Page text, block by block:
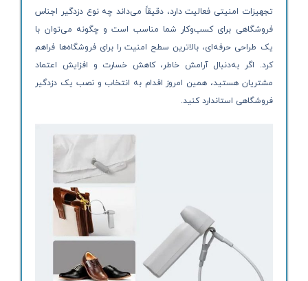
تجهیزات امنیتی فعالیت دارد، دقیقاً می‌داند چه نوع دزدگیر اجناس
فروشگاهی برای کسب‌وکار شما مناسب است و چگونه می‌توان با
یک طراحی حرفه‌ای، بالاترین سطح امنیت را برای فروشگاه‌ها فراهم
کرد. اگر به‌دنبال آرامش خاطر، کاهش خسارت و افزایش اعتماد
مشتریان هستید، همین امروز اقدام به انتخاب و نصب یک دزدگیر
فروشگاهی استاندارد کنید.